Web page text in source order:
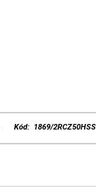
Kód: 1869/